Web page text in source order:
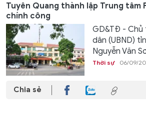
Tuyên Quang thành lập Trung tâm
chính công
GD&TĐ - Chủ
dân (UBND)
Nguyễn Văn
Thời sự 06/09/
Chia sẻ